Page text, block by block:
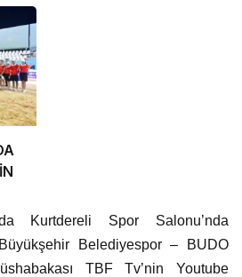
Kurtdereli Spor Salonu’nda
Belediyespor – BUDO
TBF Tv’nin Youtube